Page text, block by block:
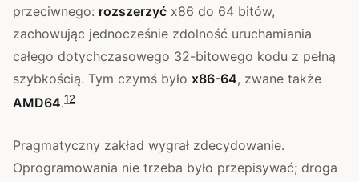
przeciwnego: rozszerzyć x86 do 64 bitów,
zachowując jednocześnie zdolność uruchamiania
całego dotychczasowego 32-bitowego kodu z pełną
szybkością. Tym czymś było x86-64, zwane także
AMD64.12
Pragmatyczny zakład wygrał zdecydowanie.
Oprogramowania nie trzeba było przepisywać; droga